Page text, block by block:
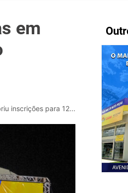
em
inscrições para 12...